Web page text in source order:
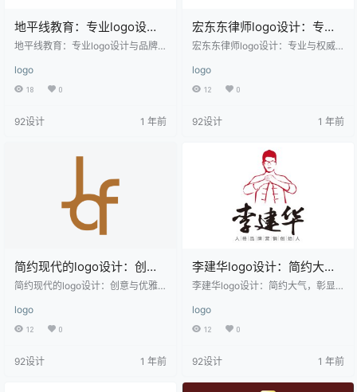
地平线教育：专业logo设计
与品牌视觉塑造
地平线教育：专业logo设计与品牌
风格呈现，英文名称“HORIZON”采
用大写字母，字体清晰有力，传达
出专业与稳重的气质。logo中的蓝
阔的视野与无限的可能性，同时增
称相呼应，整体设计适用于教育、
logo
18 0
92设计 1 年前
宏东东律师logo设计：专业
与权威的视觉呈现
宏东东律师logo设计：专业与权威
的图形和文字结合，展现了宏东东
律师品牌的专业性和权威性。图形
部分由红色和蓝色的几何图形组
征信任与稳定，两者结合传达出品
文结合的方式，中文“宏东东律师”字
体稳重，英文“HONGDONGDONG
LAWYER”则增加了国际化的气息，
整体设计适用于法律服务行业，传
达出可靠和值…
logo
12 0
92设计 1 年前
简约现代的logo设计：创意
与优雅的结合
简约现代的logo设计：创意与优雅
条和几何元素，整体风格现代而优
雅。标志由两个主要部分组成：左
侧是一个竖直的长方形，右侧是一
的连接形成一个整体。设计中使用
logo
12 0
92设计 1 年前
李建华logo设计：简约大
气，彰显个性与专业
李建华logo设计：简约大气，彰显
色调，整体风格简洁大气。logo中
心是一位佩戴眼镜的男性形象，双
手合十，展现出一种专业、诚信和
细节处理精致，传递出一种稳重和
logo
12 0
92设计 1 年前